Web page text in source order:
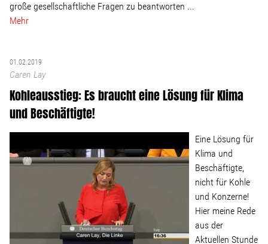
Pressemitteilungen
Pressebilder
Service
Termine
Stellenangebot
Kontakt
große gesellschaftliche Fragen zu beantworten ...
Mehr
01.02.2019
Caren Lay
Kohleausstieg: Es braucht eine Lösung für Klima
und Beschäftigte!
Eine Lösung für
Klima und
Beschäftigte,
nicht für Kohle
und Konzerne!
Hier meine Rede
aus der
Aktuellen Stunde